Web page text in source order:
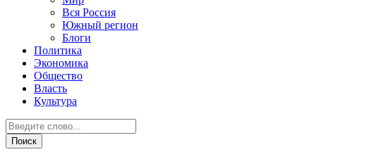
Вся Россия
Южный регион
Блоги
Политика
Экономика
Общество
Власть
Культура